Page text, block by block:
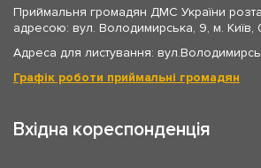
Приймальня громадян ДМС України
адресою: вул. Володимирська, 9, м. Київ,
Адреса для листування:
Графік роботи приймальні громадян
Вхідна кореспонденція